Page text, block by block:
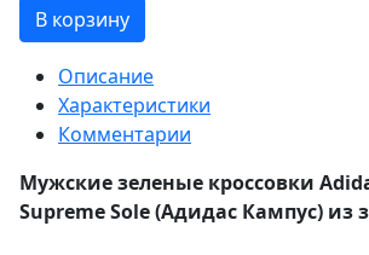
В корзину
Описание
Характеристики
Комментарии
Мужские зеленые кроссовки
Supreme Sole (Адидас Кампус)